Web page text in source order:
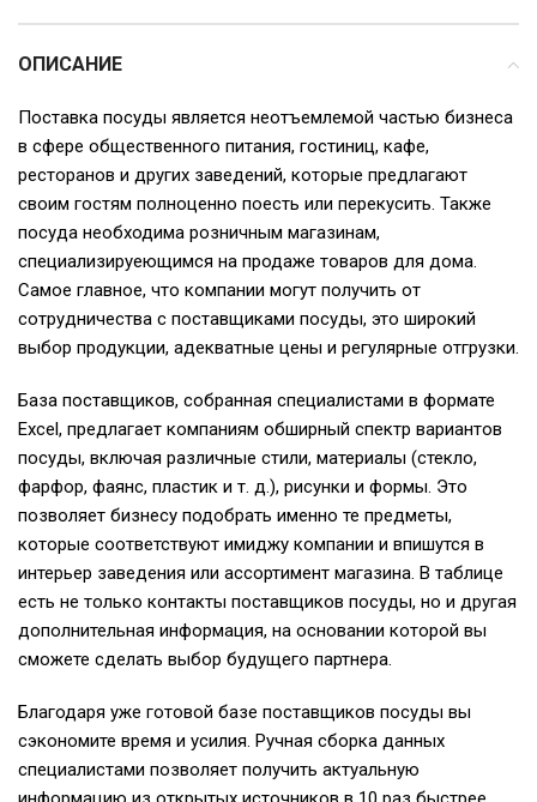
ОПИСАНИЕ
Поставка посуды является неотъемлемой частью бизнеса
в сфере общественного питания, гостиниц, кафе,
ресторанов и других заведений, которые предлагают
своим гостям полноценно поесть или перекусить. Также
посуда необходима розничным магазинам,
специализируеющимся на продаже товаров для дома.
Самое главное, что компании могут получить от
сотрудничества с поставщиками посуды, это широкий
выбор продукции, адекватные цены и регулярные отгрузки.
База поставщиков, собранная специалистами в формате
Excel, предлагает компаниям обширный спектр вариантов
посуды, включая различные стили, материалы (стекло,
фарфор, фаянс, пластик и т. д.), рисунки и формы. Это
позволяет бизнесу подобрать именно те предметы,
которые соответствуют имиджу компании и впишутся в
интерьер заведения или ассортимент магазина. В таблице
есть не только контакты поставщиков посуды, но и другая
дополнительная информация, на основании которой вы
сможете сделать выбор будущего партнера.
Благодаря уже готовой базе поставщиков посуды вы
сэкономите время и усилия. Ручная сборка данных
специалистами позволяет получить актуальную